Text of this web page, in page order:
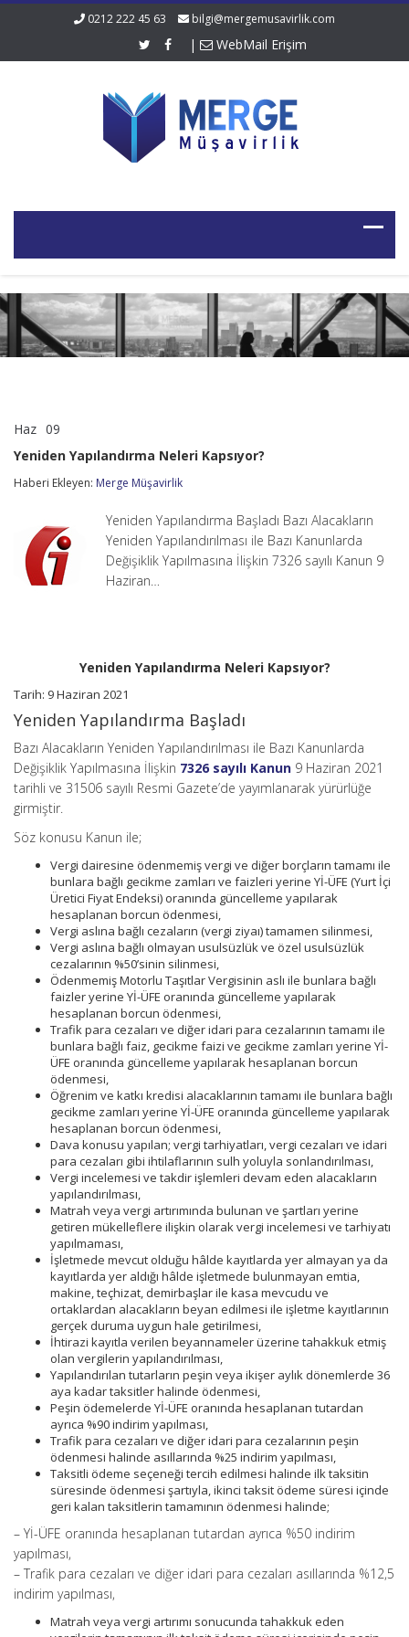
0212 222 45 63 bilgi@mergemusavirlik.com
| WebMail Erişim
Haz 09
Neleri
Kapsıyor?
için
Yeniden Yapılandırma Neleri Kapsıyor?
Haberi Ekleyen: Merge Müşavirlik
Yeniden Yapılandırma Başladı Bazı Alacakların
Yeniden Yapılandırılması ile Bazı Kanunlarda
Değişiklik Yapılmasına İlişkin 7326 sayılı Kanun 9
Haziran…
Yeniden Yapılandırma Neleri Kapsıyor?
Tarih: 9 Haziran 2021
Yeniden Yapılandırma Başladı
Bazı Alacakların Yeniden Yapılandırılması ile Bazı Kanunlarda
Değişiklik Yapılmasına İlişkin 7326 sayılı Kanun 9 Haziran 2021
tarihli ve 31506 sayılı Resmi Gazete’de yayımlanarak yürürlüğe
girmiştir.
Söz konusu Kanun ile;
Vergi dairesine ödenmemiş vergi ve diğer borçların tamamı ile
bunlara bağlı gecikme zamları ve faizleri yerine Yİ-ÜFE (Yurt İçi
Üretici Fiyat Endeksi) oranında güncelleme yapılarak
hesaplanan borcun ödenmesi,
Vergi aslına bağlı cezaların (vergi ziyaı) tamamen silinmesi,
Vergi aslına bağlı olmayan usulsüzlük ve özel usulsüzlük
cezalarının %50’sinin silinmesi,
Ödenmemiş Motorlu Taşıtlar Vergisinin aslı ile bunlara bağlı
faizler yerine Yİ-ÜFE oranında güncelleme yapılarak
hesaplanan borcun ödenmesi,
Trafik para cezaları ve diğer idari para cezalarının tamamı ile
bunlara bağlı faiz, gecikme faizi ve gecikme zamları yerine Yİ-
ÜFE oranında güncelleme yapılarak hesaplanan borcun
ödenmesi,
Öğrenim ve katkı kredisi alacaklarının tamamı ile bunlara bağlı
gecikme zamları yerine Yİ-ÜFE oranında güncelleme yapılarak
hesaplanan borcun ödenmesi,
Dava konusu yapılan; vergi tarhiyatları, vergi cezaları ve idari
para cezaları gibi ihtilaflarının sulh yoluyla sonlandırılması,
Vergi incelemesi ve takdir işlemleri devam eden alacakların
yapılandırılması,
Matrah veya vergi artırımında bulunan ve şartları yerine
getiren mükelleflere ilişkin olarak vergi incelemesi ve tarhiyatı
yapılmaması,
İşletmede mevcut olduğu hâlde kayıtlarda yer almayan ya da
kayıtlarda yer aldığı hâlde işletmede bulunmayan emtia,
makine, teçhizat, demirbaşlar ile kasa mevcudu ve
ortaklardan alacakların beyan edilmesi ile işletme kayıtlarının
gerçek duruma uygun hale getirilmesi,
İhtirazi kayıtla verilen beyannameler üzerine tahakkuk etmiş
olan vergilerin yapılandırılması,
Yapılandırılan tutarların peşin veya ikişer aylık dönemlerde 36
aya kadar taksitler halinde ödenmesi,
Peşin ödemelerde Yİ-ÜFE oranında hesaplanan tutardan
ayrıca %90 indirim yapılması,
Trafik para cezaları ve diğer idari para cezalarının peşin
ödenmesi halinde asıllarında %25 indirim yapılması,
Taksitli ödeme seçeneği tercih edilmesi halinde ilk taksitin
süresinde ödenmesi şartıyla, ikinci taksit ödeme süresi içinde
geri kalan taksitlerin tamamının ödenmesi halinde;
– Yİ-ÜFE oranında hesaplanan tutardan ayrıca %50 indirim
yapılması,
– Trafik para cezaları ve diğer idari para cezaları asıllarında %12,5
indirim yapılması,
Matrah veya vergi artırımı sonucunda tahakkuk eden